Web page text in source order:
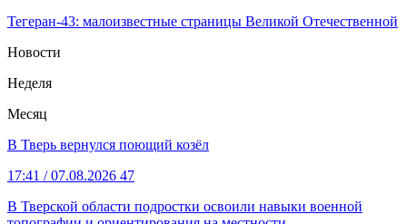
Тегеран-43: малоизвестные страницы Великой Отечественной
Новости
Неделя
Месяц
В Тверь вернулся поющий козёл
17:41 / 07.08.2026 47
В Тверской области подростки освоили навыки военной